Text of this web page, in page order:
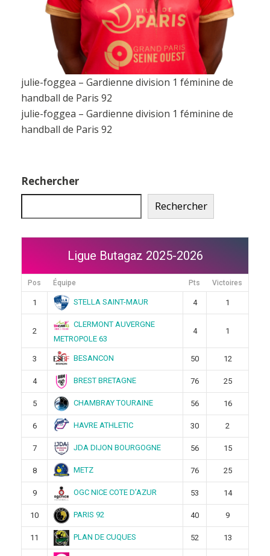
julie-foggea – Gardienne division 1 féminine de
handball de Paris 92
julie-foggea – Gardienne division 1 féminine de
handball de Paris 92
Rechercher
Rechercher
Ligue Butagaz 2025-2026
Pos Équipe Pts Victoires
1 STELLA SAINT-MAUR 4 1
2
CLERMONT AUVERGNE
METROPOLE 63
4 1
3 BESANCON 50 12
4 BREST BRETAGNE 76 25
5 CHAMBRAY TOURAINE 56 16
6 HAVRE ATHLETIC 30 2
7 JDA DIJON BOURGOGNE 56 15
8 METZ 76 25
9 OGC NICE COTE D’AZUR 53 14
10 PARIS 92 40 9
11 PLAN DE CUQUES 52 13